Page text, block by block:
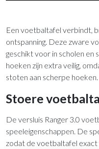
Een voetbaltafel verbindt,
ontspanning. Deze zware
geschikt voor in scholen en
hoeken zijn extra veilig,
stoten aan scherpe hoeken.
Stoere
De versluis Ranger 3.0
speeleigenschappen. De
zodat de voetbaltafel